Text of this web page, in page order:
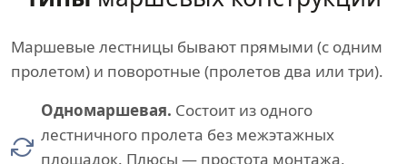
Маршевые лестницы бывают прямыми (с одним
пролетом) и поворотные (пролетов два или три).
Одномаршевая. Состоит из одного
лестничного пролета без межэтажных
площадок. Плюсы — простота монтажа,